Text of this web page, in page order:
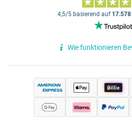
4,5/5 basierend auf
Wie funktionieren